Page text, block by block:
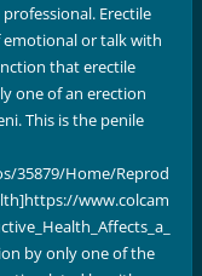
Erectile
emotional or talk with
that erectile
one of an erection
This is the penile
35879/Home/Reprod
www.colcam
by only one of the